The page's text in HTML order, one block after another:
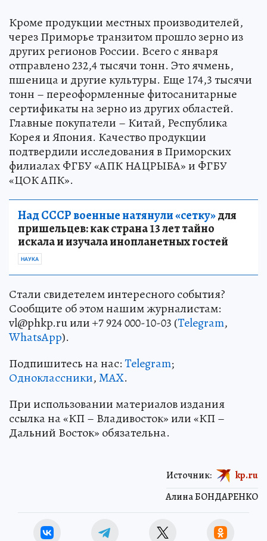
Кроме продукции местных производителей,
через Приморье транзитом прошло зерно из
других регионов России. Всего с января
отправлено 232,4 тысячи тонн. Это ячмень,
пшеница и другие культуры. Еще 174,3 тысячи
тонн – переоформленные фитосанитарные
сертификаты на зерно из других областей.
Главные покупатели – Китай, Республика
Корея и Япония. Качество продукции
подтвердили исследования в Приморских
филиалах ФГБУ «АПК НАЦРЫБА» и ФГБУ
«ЦОК АПК».
Над СССР военные натянули «сетку»для
пришельцев: как страна 13 лет тайно
искала и изучала инопланетных гостей
НАУКА
Стали свидетелем интересного события?
Сообщите об этом нашим журналистам:
vl@phkp.ru или +7 924 000-10-03 (Telegram,
WhatsApp).
Подпишитесь на нас:Telegram;
Одноклассники,MAX.
При использовании материалов издания
ссылка на «КП – Владивосток» или «КП –
Дальний Восток» обязательна.
Алина БОНДАРЕНКО
Источник: kp.ru